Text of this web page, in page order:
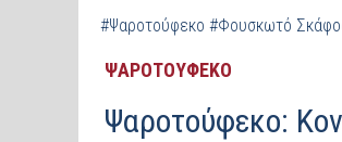
#Ψαροτούφεκο #Φουσκωτό
ΨΑΡΟΤΟΥΦΕΚΟ
Ψαροτούφεκο: